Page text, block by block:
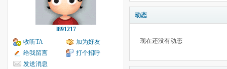
l891217
收听TA
加为好友
给我留言
打个招呼
发送消息
动态
现在还没有动态